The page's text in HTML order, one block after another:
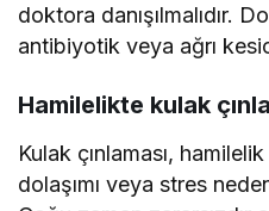
doktora danışılmalıdır.
antibiyotik veya ağrı
Hamilelikte kulak
Kulak çınlaması,
dolaşımı veya stres